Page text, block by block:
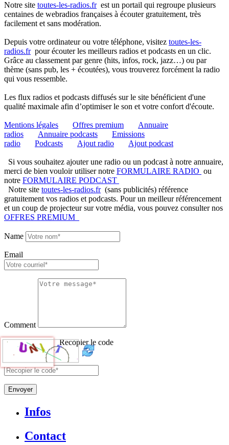
Notre site toutes-les-radios.frest un portail qui regroupe plusieurs
centaines de webradios françaises à écouter gratuitement, très
facilement et sans modération.
Depuis votre ordinateur ou votre téléphone, visitez toutes-les-
radios.frpour écouter les meilleurs radios et podcasts en un clic.
Grâce au classement par genre (hits, infos, rock, jazz…) ou par
thème (sans pub, les + écoutées), vous trouverez forcément la radio
qui vous ressemble.
Les flux radios et podcasts diffusés sur le site bénéficient d'une
qualité maximale afin d’optimiser le son et votre confort d'écoute.
Mentions légales Offres premium
Annuaire
radios
Annuaire podcasts
Emissions
radio
Podcasts Ajout radio Ajout podcast
Si vous souhaitez ajouter une radio ou un podcast à notre annuaire,
merci de bien vouloir utiliser notre FORMULAIRE RADIO ou
notre FORMULAIRE PODCAST
Notre site toutes-les-radios.fr(sans publicités) référence
gratuitement vos radios et podcasts. Pour un meilleur référencement
et un coup de projecteur sur votre média, vous pouvez consulter nos
OFFRES PREMIUM
Name
Email
Comment
Recopier le code
Envoyer
Infos
Contact